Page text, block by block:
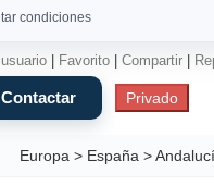
condiciones
Favorito Compartir
Europa > España >